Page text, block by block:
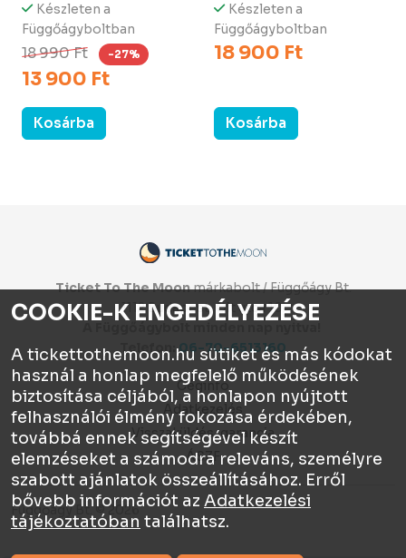
Készleten a
Függőágyboltban
18 990 Ft -27%
13 900 Ft
Kosárba
Készleten a
Függőágyboltban
18 900 Ft
Kosárba
Ticket To The Moonmárkabolt / Függőágy Bt.
1112 Budapest, Olt utca 10.
Telefon:06-70-6513160
Céginfo
Adatkezelés
Visszaküldés, garancia
ÁSZF
Függőágy Bt. © 2026
COOKIE-K ENGEDÉLYEZÉSE
A tickettothemoon.hu sütiket és más kódokat
használ a honlap megfelelő működésének
biztosítása céljából, a honlapon nyújtott
felhasználói élmény fokozása érdekében,
továbbá ennek segítségével készít
elemzéseket a számodra releváns, személyre
szabott ajánlatok összeállításához. Erről
bővebb információt az Adatkezelési
tájékoztatóban találhatsz.